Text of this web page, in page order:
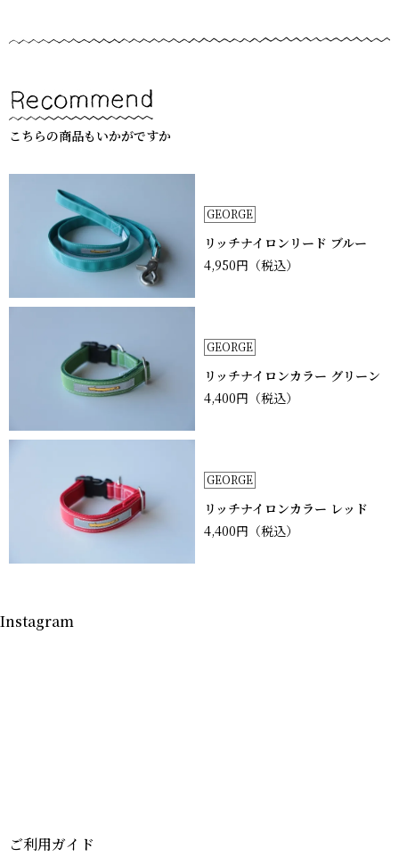
こちらの商品もいかがですか
GEORGE
リッチナイロンリード ブルー
4,950円 （税込）
GEORGE
リッチナイロンカラー グリーン
4,400円 （税込）
GEORGE
リッチナイロンカラー レッド
4,400円 （税込）
Instagram
ご利用ガイド